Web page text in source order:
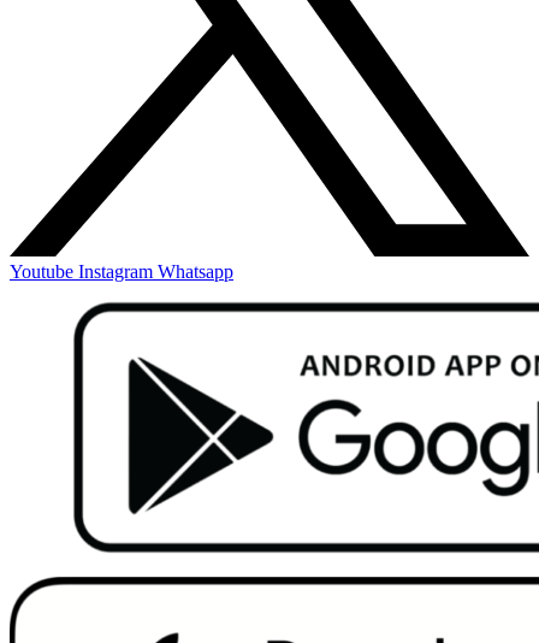
Youtube Instagram Whatsapp